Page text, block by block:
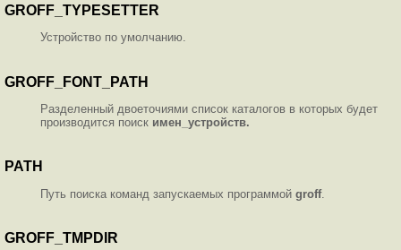
GROFF_TYPESETTER
Устройство по умолчанию.
GROFF_FONT_PATH
Разделенный двоеточиями список каталогов в которых будет
производится поиск имен_устройств.
PATH
Путь поиска команд запускаемых программой groff.
GROFF_TMPDIR